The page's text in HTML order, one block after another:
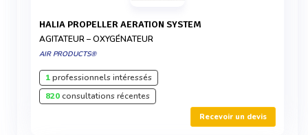
HALIA PROPELLER AERATION SYSTEM
AGITATEUR – OXYGÉNATEUR
AIR PRODUCTS®
1professionnels intéressés
820consultations récentes
Recevoir un devis